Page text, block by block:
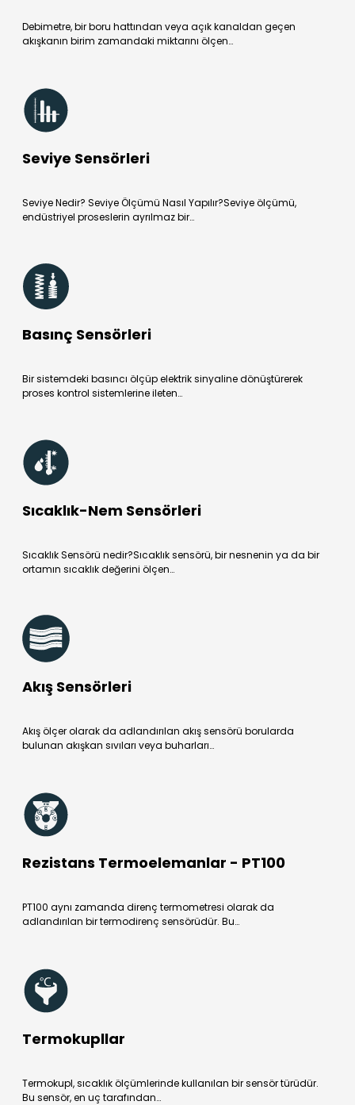
Debimetre, bir boru hattından veya açık kanaldan geçen
akışkanın birim zamandaki miktarını ölçen…
Seviye Sensörleri
Seviye Nedir? Seviye Ölçümü Nasıl Yapılır?Seviye ölçümü,
endüstriyel proseslerin ayrılmaz bir…
Basınç Sensörleri
Bir sistemdeki basıncı ölçüp elektrik sinyaline dönüştürerek
proses kontrol sistemlerine ileten…
Sıcaklık-Nem Sensörleri
Sıcaklık Sensörü nedir?Sıcaklık sensörü, bir nesnenin ya da bir
ortamın sıcaklık değerini ölçen…
Akış Sensörleri
Akış ölçer olarak da adlandırılan akış sensörü borularda
bulunan akışkan sıvıları veya buharları…
Rezistans Termoelemanlar - PT100
PT100 aynı zamanda direnç termometresi olarak da
adlandırılan bir termodirenç sensörüdür. Bu…
Termokupllar
Termokupl, sıcaklık ölçümlerinde kullanılan bir sensör türüdür.
Bu sensör, en uç tarafından…